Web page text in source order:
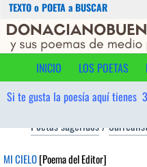
Saltar
contenidoINICIO
LOS POETAS
Si te gusta la poesía aquí tienes
Poetas sugeridos/
MI CIELO[Poema del Editor]